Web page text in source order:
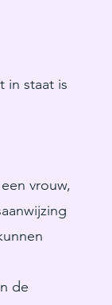
in staat is
vrouw,
de